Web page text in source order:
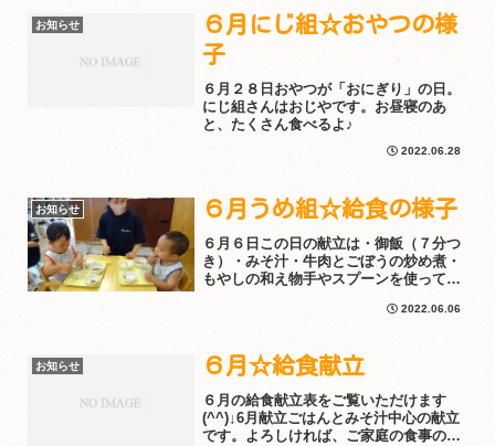
「食事」としてのおやつを...
お知らせ
６月にじ組☆おやつの様
子
６月２８日おやつが「おにぎり」の日。
にじ組さんはおじやです。お昼寝のあ
と、たくさん食べるよ♪
2022.06.28
お知らせ ６月うめ組☆給食の様子
６月６日この日の献立は・御飯（７分つ
き）・みそ汁・牛肉とごぼうの炒め煮・
もやしの和え物手やスプーンを使って、
ペースに合わせて食べられるように、先
2022.06.06
お知らせ ６月☆給食献立
６月の給食献立表をご覧いただけます
(^^)↓6月献立ごはんとみそ汁中心の献立
です。よろしければ、ご家庭の食事の参